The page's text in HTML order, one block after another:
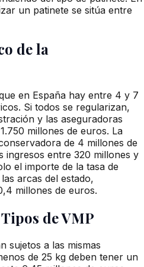
un patinete se sitúa entre
de la
en España hay entre 4 y 7
Si todos se regularizan,
y las aseguradoras
millones de euros. La
de 4 millones de
ingresos entre 320 millones y
el importe de la tasa de
arcas del estado,
millones de euros.
de VMP
sujetos a las mismas
de 25 kg deben tener un